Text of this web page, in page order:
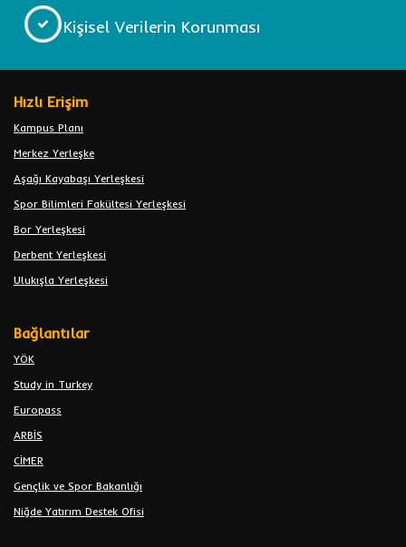
Kişisel Verilerin Korunması
Hızlı Erişim
Kampus Planı
Merkez Yerleşke
Aşağı Kayabaşı Yerleşkesi
Spor Bilimleri Fakültesi Yerleşkesi
Bor Yerleşkesi
Derbent Yerleşkesi
Ulukışla Yerleşkesi
Bağlantılar
YÖK
Study in Turkey
Europass
ARBİS
CİMER
Gençlik ve Spor Bakanlığı
Niğde Yatırım Destek Ofisi